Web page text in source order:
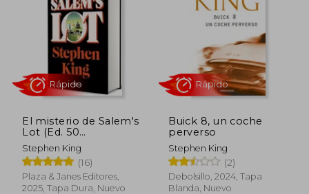
30%
dcto. dcto.
El misterio de Salem's
Lot (Ed. 50
aniversario)
Stephen King
(16)
Plaza & Janes Editores,
2025, Tapa Dura, Nuevo
Buick 8, un coche
perverso
Stephen King
(2)
Debolsillo, 2024, Tapa
Blanda, Nuevo